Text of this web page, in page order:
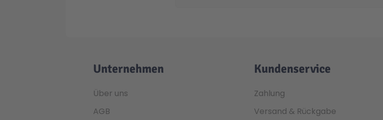
Unternehmen
Über uns
AGB
Kundenservice
Zahlung
Versand & Rückgabe